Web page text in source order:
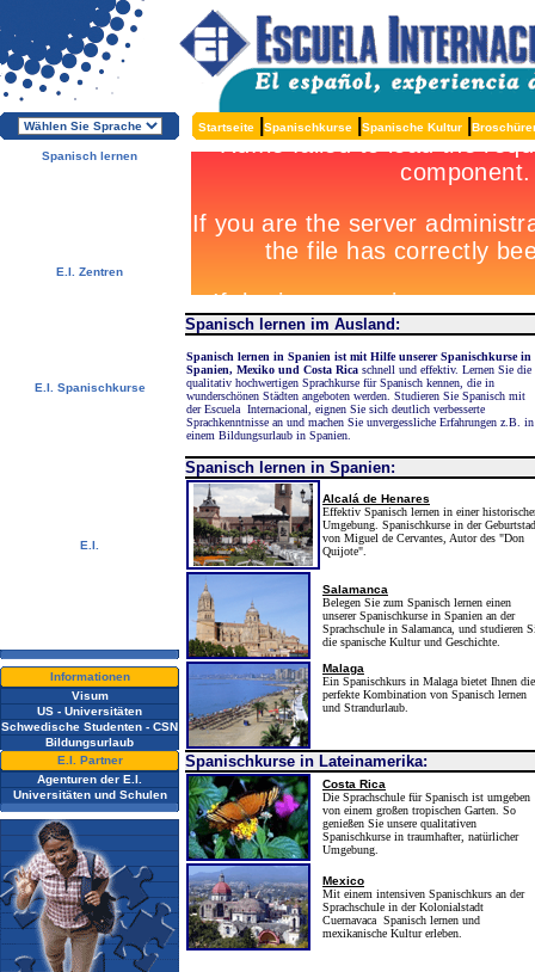
Startseite Spanischkurse Spanische Kultur
Spanisch lernen
E.I. Zentren
E.I. Spanischkurse
E.I.
Informationen
Visum
US - Universitäten
Schwedische Studenten - CSN
Bildungsurlaub
E.I. Partner
Agenturen der E.I.
Universitäten und Schulen
Spanisch lernen im Ausland:
Spanisch lernen in Spanien ist mit Hilfe unserer Spanischkurse in
Spanien, Mexiko und Costa Rica schnell und effektiv. Lernen Sie die
qualitativ hochwertigen Sprachkurse für Spanisch kennen, die in
wunderschönen Städten angeboten werden. Studieren Sie Spanisch mit
der Escuela Internacional, eignen Sie sich deutlich verbesserte
Sprachkenntnisse an und machen Sie unvergessliche Erfahrungen z.B. in
einem Bildungsurlaub in Spanien.
Spanisch lernen in Spanien:
Alcalá de Henares
Effektiv Spanisch lernen in einer
Umgebung. Spanischkurse in der
von Miguel de Cervantes, Autor des "Don
Quijote".
Salamanca
Belegen Sie zum Spanisch lernen einen
unserer Spanischkurse in Spanien an der
Sprachschule in Salamanca, und studieren
die spanische Kultur und Geschichte.
Malaga
Ein Spanischkurs in Malaga bietet Ihnen die
perfekte Kombination von Spanisch lernen
und Strandurlaub.
Spanischkurse in Lateinamerika:
Costa Rica
Die Sprachschule für Spanisch ist umgeben
von einem großen tropischen Garten. So
genießen Sie unsere qualitativen
Spanischkurse in traumhafter, natürlicher
Umgebung.
Mexico
Mit einem intensiven Spanischkurs an der
Sprachschule in der Kolonialstadt
Cuernavaca Spanisch lernen und
mexikanische Kultur erleben.